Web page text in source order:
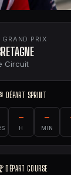
PRIX
Circuit
DÉPART SPRINT
–
H
–
MIN
DÉPART COURSE